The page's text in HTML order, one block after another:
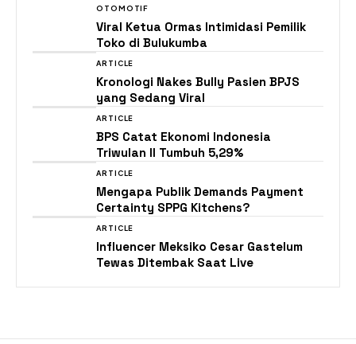
OTOMOTIF
Viral Ketua Ormas Intimidasi Pemilik
Toko di Bulukumba
ARTICLE
Kronologi Nakes Bully Pasien BPJS
yang Sedang Viral
ARTICLE
BPS Catat Ekonomi Indonesia
Triwulan II Tumbuh 5,29%
ARTICLE
Mengapa Publik Demands Payment
Certainty SPPG Kitchens?
ARTICLE
Influencer Meksiko Cesar Gastelum
Tewas Ditembak Saat Live